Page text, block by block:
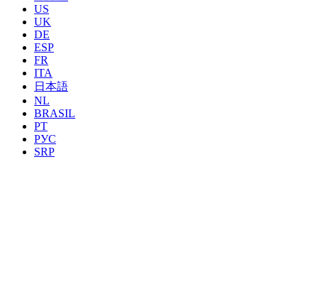
US
UK
DE
ESP
FR
ITA
日本語
NL
BRASIL
PT
РУС
SRP